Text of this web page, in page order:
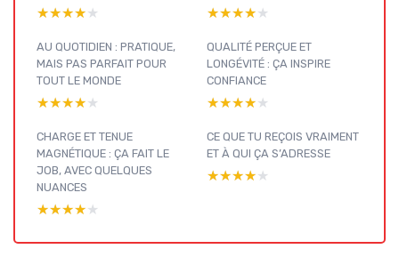
★★★★★
★★★★★ ★★★★★
★★★★★
AU QUOTIDIEN : PRATIQUE,
MAIS PAS PARFAIT POUR
TOUT LE MONDE
★★★★★
★★★★★
QUALITÉ PERÇUE ET
LONGÉVITÉ : ÇA INSPIRE
CONFIANCE
★★★★★
★★★★★
CHARGE ET TENUE
MAGNÉTIQUE : ÇA FAIT LE
JOB, AVEC QUELQUES
NUANCES
★★★★★
★★★★★
CE QUE TU REÇOIS VRAIMENT
ET À QUI ÇA S’ADRESSE
★★★★★
★★★★★